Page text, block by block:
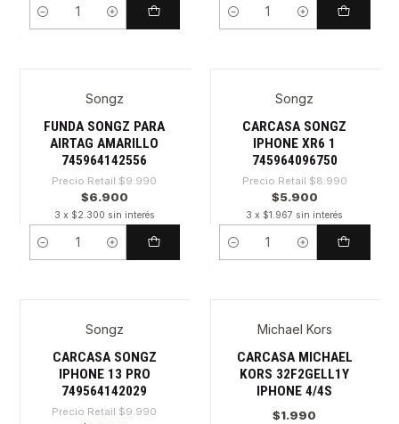
Cantidad Cantidad
Songz
FUNDA SONGZ PARA
AIRTAG AMARILLO
745964142556
Precio Retail $9.990
$6.900
3 x $2.300 sin interés
Cantidad
Songz
CARCASA SONGZ
IPHONE XR6 1
745964096750
Precio Retail $8.990
$5.900
3 x $1.967 sin interés
Cantidad
Songz
CARCASA SONGZ
IPHONE 13 PRO
749564142029
Precio Retail $9.990
Michael Kors
CARCASA MICHAEL
KORS 32F2GELL1Y
IPHONE 4/4S
$1.990